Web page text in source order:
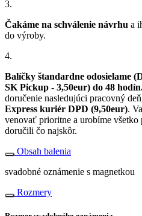
3.
Čakáme na schválenie návrhu a
do výroby.
4.
Balíčky štandardne odosielame
SK Pickup - 3,50eur) do 48
doručenie nasledujúci pracovný
Express kuriér DPD (9,50eur).
venovať prioritne a urobíme všetko
doručili čo najskôr.
Obsah balenia
svadobné oznámenie s magnetkou
Rozmery